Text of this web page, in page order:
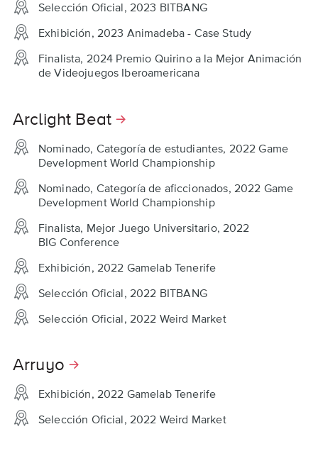
Selección Oficial, 2023 BITBANG
Exhibición, 2023 Animadeba - Case Study
Finalista, 2024 Premio Quirino a la Mejor Animación
de Videojuegos Iberoamericana
Arclight Beat
Nominado, Categoría de estudiantes, 2022 Game
Development World Championship
Nominado, Categoría de aficcionados, 2022 Game
Development World Championship
Finalista, Mejor Juego Universitario, 2022
BIG Conference
Exhibición, 2022 Gamelab Tenerife
Selección Oficial, 2022 BITBANG
Selección Oficial, 2022 Weird Market
Arruyo
Exhibición, 2022 Gamelab Tenerife
Selección Oficial, 2022 Weird Market